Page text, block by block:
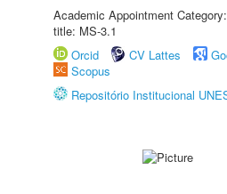
Academic Appointment
title: MS-3.1
Orcid
CV Lattes
Scopus
Repositório Institucional